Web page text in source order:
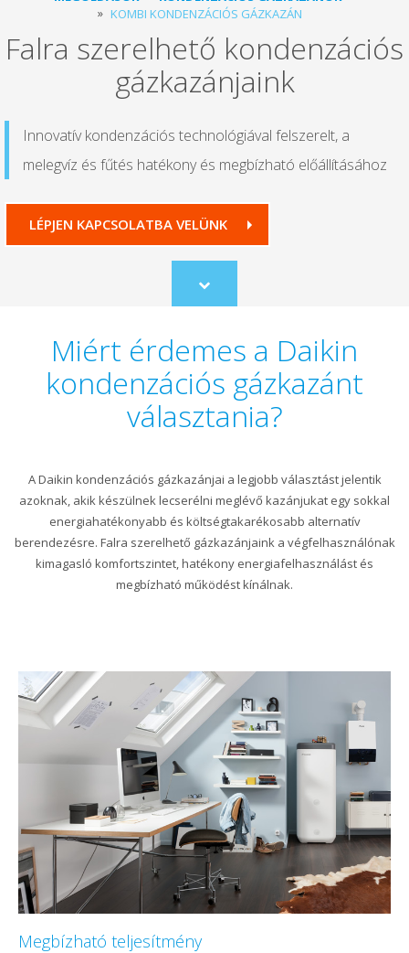
KOMBI KONDENZÁCIÓS GÁZKAZÁN
Falra szerelhető kondenzációs
gázkazánjaink
Innovatív kondenzációs technológiával felszerelt, a
melegvíz és fűtés hatékony és megbízható előállításához
LÉPJEN KAPCSOLATBA VELÜNK
Scroll
to
Miért érdemes a Daikin
kondenzációs gázkazánt
választania?
A Daikin kondenzációs gázkazánjai a legjobb választást jelentik
azoknak, akik készülnek lecserélni meglévő kazánjukat egy sokkal
energiahatékonyabb és költségtakarékosabb alternatív
berendezésre. Falra szerelhető gázkazánjaink a végfelhasználónak
kimagasló komfortszintet, hatékony energiafelhasználást és
megbízható működést kínálnak.
Megbízható teljesítmény